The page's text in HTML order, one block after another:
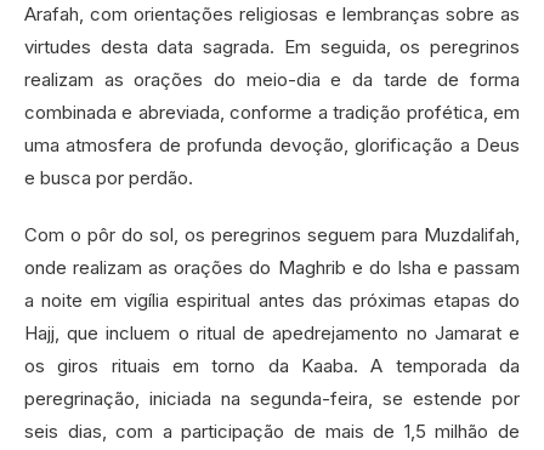
Arafah, com orientações religiosas e lembranças sobre as
virtudes desta data sagrada. Em seguida, os peregrinos
realizam as orações do meio-dia e da tarde de forma
combinada e abreviada, conforme a tradição profética, em
uma atmosfera de profunda devoção, glorificação a Deus
e busca por perdão.
Com o pôr do sol, os peregrinos seguem para Muzdalifah,
onde realizam as orações do Maghrib e do Isha e passam
a noite em vigília espiritual antes das próximas etapas do
Hajj, que incluem o ritual de apedrejamento no Jamarat e
os giros rituais em torno da Kaaba. A temporada da
peregrinação, iniciada na segunda-feira, se estende por
seis dias, com a participação de mais de 1,5 milhão de